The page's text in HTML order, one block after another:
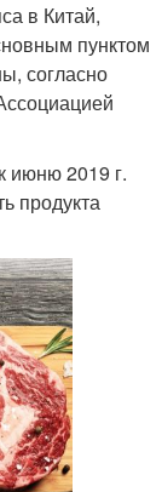
в Китай,
пунктом
согласно
июню 2019 г.
продукта